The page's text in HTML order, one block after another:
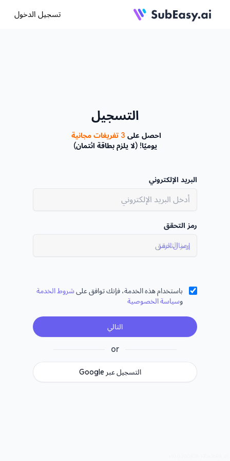
تسجيل الدخول
التسجيل
احصل على 3 تفريغات مجانية
يوميًا! (لا يلزم بطاقة ائتمان)
البريد الإلكتروني
رمز التحقق
إرسال الرمز
باستخدام هذه الخدمة، فإنك توافق علىشروط الخدمة
وسياسة الخصوصية
التالي
or
التسجيل عبر Google